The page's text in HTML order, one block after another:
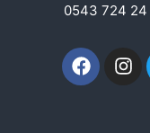
0543 724 24